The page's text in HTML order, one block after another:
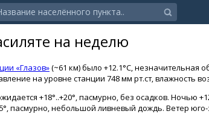
на неделю
«Глазов»(~61 км) было +12.1°C, незначительная
на уровне станции 748 мм рт.ст, влажность
+18°..+20°, пасмурно, без осадков. Ночью
пасмурно, небольшой ливневый дождь. Ветер